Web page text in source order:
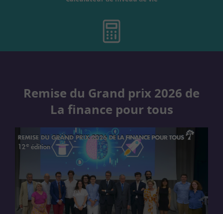
Remise du Grand prix 2026 de
La finance pour tous